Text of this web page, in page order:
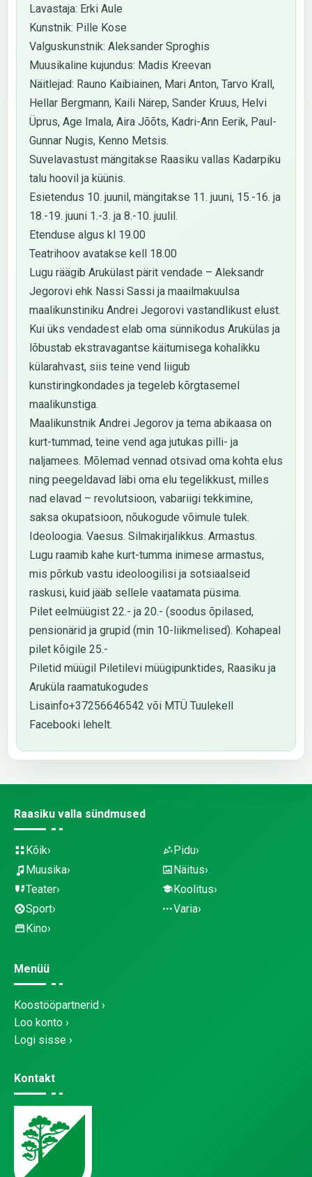
Lavastaja: Erki Aule
Kunstnik: Pille Kose
Valguskunstnik: Aleksander Sproghis
Muusikaline kujundus: Madis Kreevan
Näitlejad: Rauno Kaibiainen, Mari Anton, Tarvo Krall,
Hellar Bergmann, Kaili Närep, Sander Kruus, Helvi
Üprus, Age Imala, Aira Jõõts, Kadri-Ann Eerik, Paul-
Gunnar Nugis, Kenno Metsis.
Suvelavastust mängitakse Raasiku vallas Kadarpiku
talu hoovil ja küünis.
Esietendus 10. juunil, mängitakse 11. juuni, 15.-16. ja
18.-19. juuni 1.-3. ja 8.-10. juulil.
Etenduse algus kl 19.00
Teatrihoov avatakse kell 18.00
Lugu räägib Arukülast pärit vendade – Aleksandr
Jegorovi ehk Nassi Sassi ja maailmakuulsa
maalikunstiniku Andrei Jegorovi vastandlikust elust.
Kui üks vendadest elab oma sünnikodus Arukülas ja
lõbustab ekstravagantse käitumisega kohalikku
külarahvast, siis teine vend liigub
kunstiringkondades ja tegeleb kõrgtasemel
maalikunstiga.
Maalikunstnik Andrei Jegorov ja tema abikaasa on
kurt-tummad, teine vend aga jutukas pilli- ja
naljamees. Mõlemad vennad otsivad oma kohta elus
ning peegeldavad läbi oma elu tegelikkust, milles
nad elavad – revolutsioon, vabariigi tekkimine,
saksa okupatsioon, nõukogude võimule tulek.
Ideoloogia. Vaesus. Silmakirjalikkus. Armastus.
Lugu raamib kahe kurt-tumma inimese armastus,
mis põrkub vastu ideoloogilisi ja sotsiaalseid
raskusi, kuid jääb sellele vaatamata püsima.
Pilet eelmüügist 22.- ja 20.- (soodus õpilased,
pensionärid ja grupid (min 10-liikmelised). Kohapeal
pilet kõigile 25.-
Piletid müügil Piletilevi müügipunktides, Raasiku ja
Aruküla raamatukogudes
Lisainfo+37256646542 või MTÜ Tuulekell
Facebooki lehelt.
Raasiku valla sündmused
Kõik
Muusika
Teater
Sport
Kino
Pidu
Näitus
Koolitus
Varia
Menüü
Koostööpartnerid
Loo konto
Logi sisse
Kontakt